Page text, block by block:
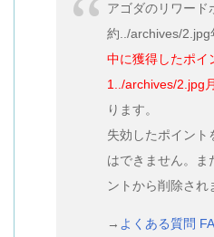
アゴダのリワード
約../archives/2.jpg
中に獲得したポイ
1../archives/2.jpg
ります。
失効したポイント
はできません。ま
ントから削除され
→ よくある質問